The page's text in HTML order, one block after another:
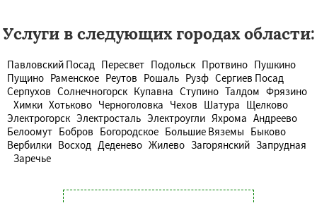
Услуги в следующих городах области:
Павловский Посад Пересвет Подольск Протвино Пушкино
Пущино Раменское Реутов Рошаль Рузф Сергиев Посад
Серпухов Солнечногорск Купавна Ступино Талдом Фрязино
Химки Хотьково Черноголовка Чехов Шатура Щелково
Электрогорск Электросталь Электроугли Яхрома Андреево
Белоомут Бобров Богородское Большие Вяземы Быково
Вербилки Восход Деденево Жилево Загорянский Запрудная
Заречье